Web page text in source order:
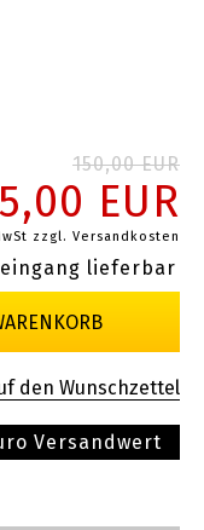
150,00 EUR
EUR
zzgl. Versandkosten
lieferbar
Versandwert